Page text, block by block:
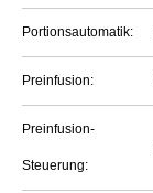
Portionsautomatik:
Preinfusion:
Preinfusion-
Steuerung: